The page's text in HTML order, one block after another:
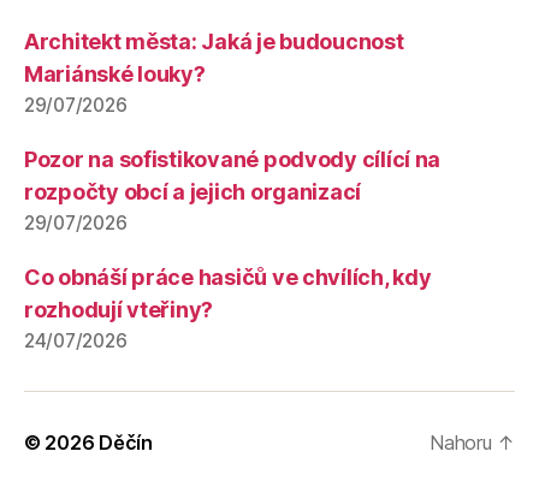
Architekt města: Jaká je budoucnost
Mariánské louky?
29/07/2026
Pozor na sofistikované podvody cílící na
rozpočty obcí a jejich organizací
29/07/2026
Co obnáší práce hasičů ve chvílích, kdy
rozhodují vteřiny?
24/07/2026
© 2026 Děčín Nahoru ↑